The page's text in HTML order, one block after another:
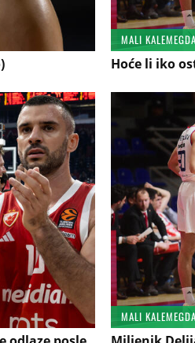
MALI
Hoće li iko
MALI